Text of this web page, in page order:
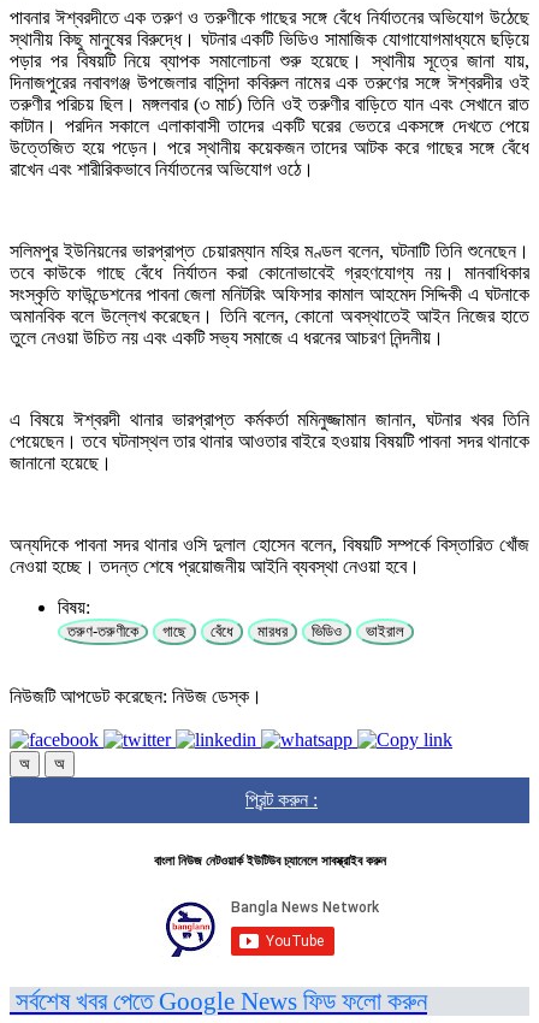
পাবনার ঈশ্বরদীতে এক তরুণ ও তরুণীকে গাছের সঙ্গে বেঁধে নির্যাতনের অভিযোগ উঠেছে
স্থানীয় কিছু মানুষের বিরুদ্ধে। ঘটনার একটি ভিডিও সামাজিক যোগাযোগমাধ্যমে ছড়িয়ে
পড়ার পর বিষয়টি নিয়ে ব্যাপক সমালোচনা শুরু হয়েছে। স্থানীয় সূত্রে জানা যায়,
দিনাজপুরের নবাবগঞ্জ উপজেলার বাসিন্দা কবিরুল নামের এক তরুণের সঙ্গে ঈশ্বরদীর ওই
তরুণীর পরিচয় ছিল। মঙ্গলবার (৩ মার্চ) তিনি ওই তরুণীর বাড়িতে যান এবং সেখানে রাত
কাটান। পরদিন সকালে এলাকাবাসী তাদের একটি ঘরের ভেতরে একসঙ্গে দেখতে পেয়ে
উত্তেজিত হয়ে পড়েন। পরে স্থানীয় কয়েকজন তাদের আটক করে গাছের সঙ্গে বেঁধে
রাখেন এবং শারীরিকভাবে নির্যাতনের অভিযোগ ওঠে।
সলিমপুর ইউনিয়নের ভারপ্রাপ্ত চেয়ারম্যান মহির মণ্ডল বলেন, ঘটনাটি তিনি শুনেছেন।
তবে কাউকে গাছে বেঁধে নির্যাতন করা কোনোভাবেই গ্রহণযোগ্য নয়। মানবাধিকার
সংস্কৃতি ফাউন্ডেশনের পাবনা জেলা মনিটরিং অফিসার কামাল আহমেদ সিদ্দিকী এ ঘটনাকে
অমানবিক বলে উল্লেখ করেছেন। তিনি বলেন, কোনো অবস্থাতেই আইন নিজের হাতে
তুলে নেওয়া উচিত নয় এবং একটি সভ্য সমাজে এ ধরনের আচরণ নিন্দনীয়।
এ বিষয়ে ঈশ্বরদী থানার ভারপ্রাপ্ত কর্মকর্তা মমিনুজ্জামান জানান, ঘটনার খবর তিনি
পেয়েছেন। তবে ঘটনাস্থল তার থানার আওতার বাইরে হওয়ায় বিষয়টি পাবনা সদর থানাকে
জানানো হয়েছে।
অন্যদিকে পাবনা সদর থানার ওসি দুলাল হোসেন বলেন, বিষয়টি সম্পর্কে বিস্তারিত খোঁজ
নেওয়া হচ্ছে। তদন্ত শেষে প্রয়োজনীয় আইনি ব্যবস্থা নেওয়া হবে।
বিষয়:
তরুণ-তরুণীকে গাছে বেঁধে মারধর ভিডিও ভাইরাল
নিউজটি আপডেট করেছেন: নিউজ ডেস্ক।
অ অ
প্রিন্ট করুন :
বাংলা নিউজ নেটওয়ার্ক ইউটিউব চ্যানেলে সাবস্ক্রাইব করুন
সর্বশেষ খবর পেতে Google News ফিড ফলো করুন